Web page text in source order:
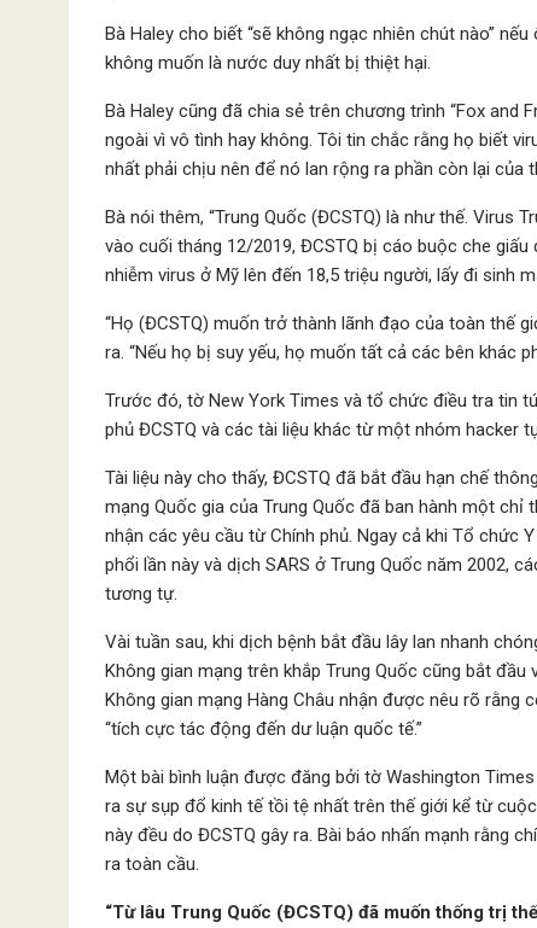
Bà Haley cho biết “sẽ không ngạc nhiên chút nào”
không muốn là nước duy nhất bị thiệt hại.
Bà Haley cũng đã chia sẻ trên chương trình “Fox and
ngoài vì vô tình hay không. Tôi tin chắc rằng họ biết
nhất phải chịu nên để nó lan rộng ra phần còn lại của
Bà nói thêm, “Trung Quốc (ĐCSTQ) là như thế. Virus
vào cuối tháng 12/2019, ĐCSTQ bị cáo buộc che
nhiễm virus ở Mỹ lên đến 18,5 triệu người, lấy đi sinh
“Họ (ĐCSTQ) muốn trở thành lãnh đạo của toàn thế
ra. “Nếu họ bị suy yếu, họ muốn tất cả các bên khác
Trước đó, tờ New York Times và tổ chức điều tra tin
phủ ĐCSTQ và các tài liệu khác từ một nhóm hacker tự
Tài liệu này cho thấy, ĐCSTQ đã bắt đầu hạn chế
mạng Quốc gia của Trung Quốc đã ban hành một
nhận các yêu cầu từ Chính phủ. Ngay cả khi Tổ chức
phổi lần này và dịch SARS ở Trung Quốc năm 2002,
tương tự.
Vài tuần sau, khi dịch bệnh bắt đầu lây lan nhanh
Không gian mạng trên khắp Trung Quốc cũng bắt
Không gian mạng Hàng Châu nhận được nêu rõ
“tích cực tác động đến dư luận quốc tế.”
Một bài bình luận được đăng bởi tờ Washington
ra sự sụp đổ kinh tế tồi tệ nhất trên thế giới kể từ
này đều do ĐCSTQ gây ra. Bài báo nhấn mạnh rằng
ra toàn cầu.
“Từ lâu Trung Quốc (ĐCSTQ) đã muốn thống trị